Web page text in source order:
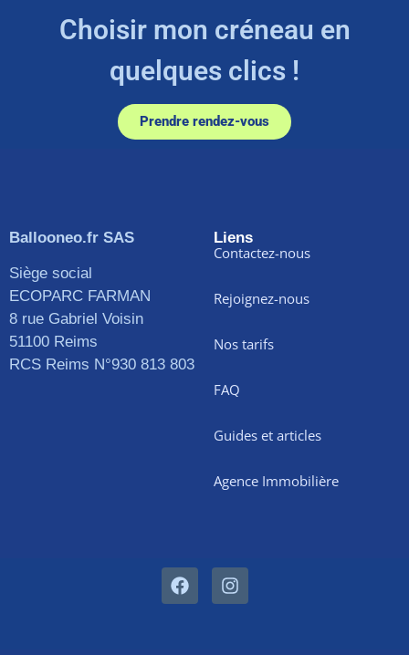
Choisir mon créneau en
quelques clics !
Prendre rendez-vous
Ballooneo.fr SAS
Siège social
ECOPARC FARMAN
8 rue Gabriel Voisin
51100 Reims
RCS Reims N°930 813 803
Liens
Contactez-nous
Rejoignez-nous
Nos tarifs
FAQ
Guides et articles
Agence Immobilière